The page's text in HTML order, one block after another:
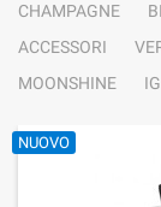
CHAMPAGNE
ACCESSORI
MOONSHINE
NUOVO